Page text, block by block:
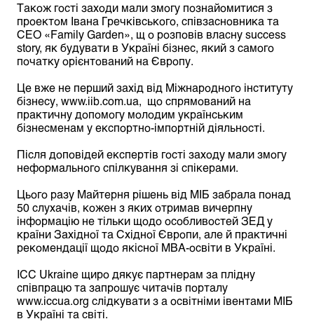
Також гості заходи мали змогу познайомитися з
проектом Івана Гречківського, співзасновника та
СЕО «Family Garden», щ о розповів власну success
story, як будувати в Україні бізнес, який з самого
початку орієнтований на Європу.
Це вже не перший захід від Міжнародного інституту
бізнесу, www.iib.com.ua, що спрямований на
практичну допомогу молодим українським
бізнесменам у експортно-імпортній діяльності.
Після доповідей експертів гості заходу мали змогу
неформального спілкування зі спікерами.
Цього разу Майтерня рішень від МІБ забрала понад
50 слухачів, кожен з яких отримав вичерпну
інформацію не тільки щодо особливостей ЗЕД у
країни Західної та Східної Європи, але й практичні
рекомендації щодо якісної МВА-освіти в Україні.
ICC Ukraine щиро дякує партнерам за плідну
співпрацю та запрошує читачів порталу
www.iccua.org слідкувати з а освітніми івентами МІБ
в Україні та світі.